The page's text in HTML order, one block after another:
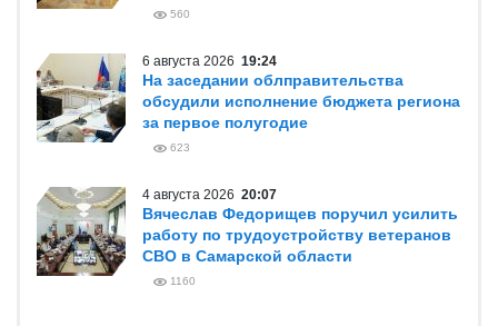
560
6 августа 2026 19:24
На заседании облправительства
обсудили исполнение бюджета региона
за первое полугодие
623
4 августа 2026 20:07
Вячеслав Федорищев поручил усилить
работу по трудоустройству ветеранов
СВО в Самарской области
1160